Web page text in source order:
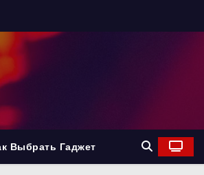
Выбрать Гаджет